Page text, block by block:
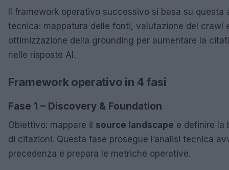
Il framework operativo successivo si basa su questa
tecnica: mappatura delle fonti, valutazione del crawl
ottimizzazione della grounding per aumentare la
nelle risposte AI.
Framework operativo in 4 fasi
Fase 1 – Discovery & Foundation
Obiettivo: mappare il source landscape e definire la
di citazioni. Questa fase prosegue l’analisi tecnica
precedenza e prepara le metriche operative.